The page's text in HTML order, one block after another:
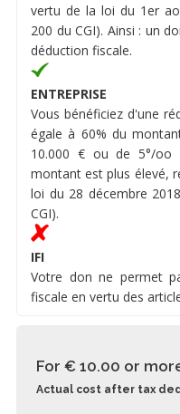
vertu de la loi du 1er
200 du CGI). Ainsi : un
déduction fiscale.
ENTREPRISE
Vous bénéficiez d'une
égale à 60% du
10.000 € ou de 5°/oo
montant est plus élevé,
loi du 28 décembre
CGI).
IFI
Votre don ne permet
fiscale en vertu des
For € 10.00 or
Actual cost after tax